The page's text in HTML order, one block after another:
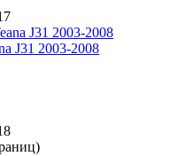
J31 2003-2008